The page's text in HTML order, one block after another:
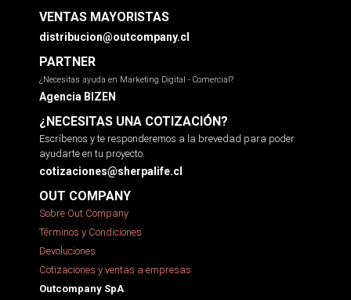
VENTAS MAYORISTAS
distribucion@outcompany.cl
PARTNER
¿Necesitas ayuda en Marketing Digital - Comercial?
Agencia BIZEN
¿NECESITAS UNA COTIZACIÓN?
Escríbenos y te responderemos a la brevedad para poder
ayudarte en tu proyecto.
cotizaciones@sherpalife.cl
OUT COMPANY
Sobre Out Company
Términos y Condiciones
Devoluciones
Cotizaciones y ventas a empresas
Outcompany SpA